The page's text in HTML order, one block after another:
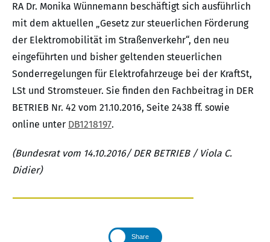
RA Dr. Monika Wünnemann beschäftigt sich ausführlich
mit dem aktuellen „Gesetz zur steuerlichen Förderung
der Elektromobilität im Straßenverkehr“, den neu
eingeführten und bisher geltenden steuerlichen
Sonderregelungen für Elektrofahrzeuge bei der KraftSt,
LSt und Stromsteuer. Sie finden den Fachbeitrag in DER
BETRIEB Nr. 42 vom 21.10.2016, Seite 2438 ff. sowie
online unter DB1218197.
(Bundesrat vom 14.10.2016/ DER BETRIEB / Viola C.
Didier)
Share